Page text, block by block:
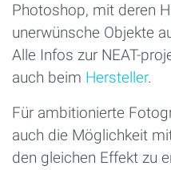
Photoshop, mit deren
unerwünsche Objekte
Alle Infos zur NEAT-
auch beim Hersteller.
Für ambitionierte
auch die Möglichkeit
den gleichen Effekt zu